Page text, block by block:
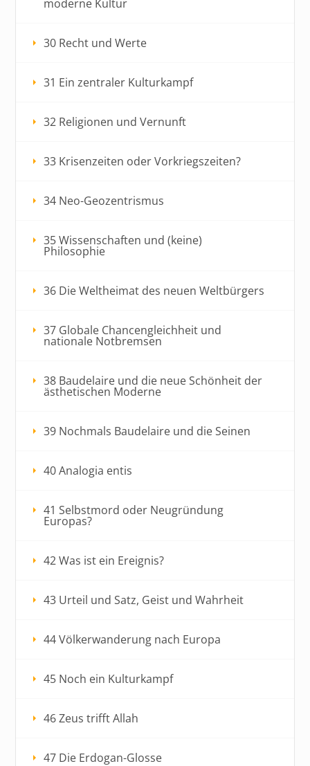
moderne Kultur
30 Recht und Werte
31 Ein zentraler Kulturkampf
32 Religionen und Vernunft
33 Krisenzeiten oder Vorkriegszeiten?
34 Neo-Geozentrismus
35 Wissenschaften und (keine)
Philosophie
36 Die Weltheimat des neuen Weltbürgers
37 Globale Chancengleichheit und
nationale Notbremsen
38 Baudelaire und die neue Schönheit der
ästhetischen Moderne
39 Nochmals Baudelaire und die Seinen
40 Analogia entis
41 Selbstmord oder Neugründung
Europas?
42 Was ist ein Ereignis?
43 Urteil und Satz, Geist und Wahrheit
44 Völkerwanderung nach Europa
45 Noch ein Kulturkampf
46 Zeus trifft Allah
47 Die Erdogan-Glosse